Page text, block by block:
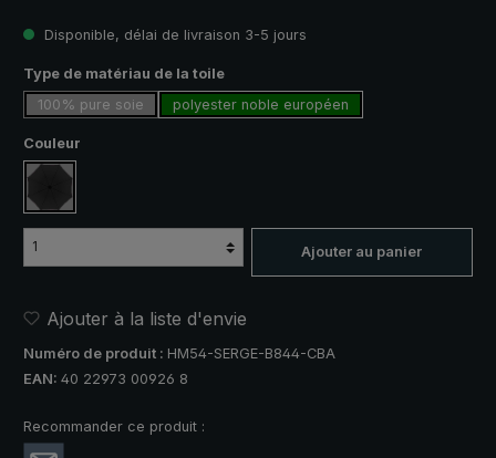
Disponible, délai de livraison 3-5 jours
Sélectionnez
Type de matériau de la toile
100% pure soie
polyester noble européen
Sélectionnez
Couleur
noir
Ajouter au panier
Ajouter à la liste d'envie
Numéro de produit : HM54-SERGE-B844-CBA
EAN: 40 22973 00926 8
Recommander ce produit :